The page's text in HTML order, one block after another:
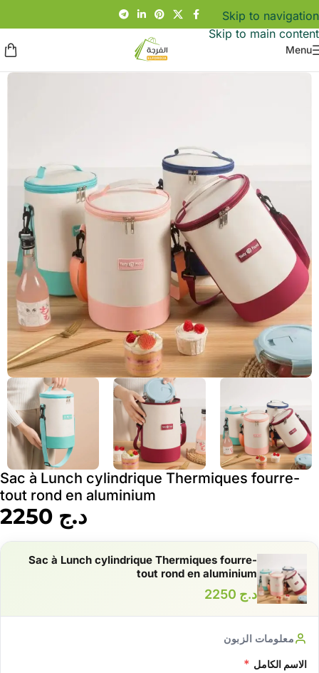
Skip to navigation
Skip to main content
Menu
Sac à Lunch cylindrique Thermiques fourre-
tout rond en aluminium
د.ج
Sac à Lunch cylindrique Thermiques fourre-
tout rond en aluminium
د.ج
معلومات الزبون
الاسم الكامل *